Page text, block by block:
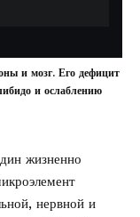
и мозг. Его дефицит
и ослаблению
жизненно
нервной и